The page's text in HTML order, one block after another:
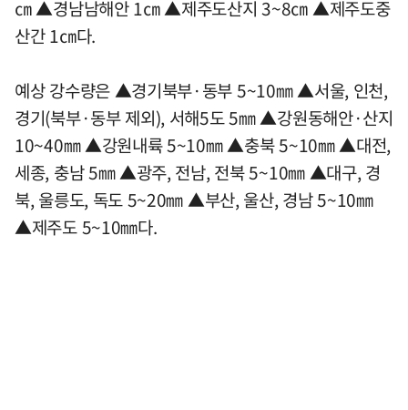
㎝ ▲경남남해안 1㎝ ▲제주도산지 3~8㎝ ▲제주도중
산간 1㎝다.
예상 강수량은 ▲경기북부·동부 5~10㎜ ▲서울, 인천,
경기(북부·동부 제외), 서해5도 5㎜ ▲강원동해안·산지
10~40㎜ ▲강원내륙 5~10㎜ ▲충북 5~10㎜ ▲대전,
세종, 충남 5㎜ ▲광주, 전남, 전북 5~10㎜ ▲대구, 경
북, 울릉도, 독도 5~20㎜ ▲부산, 울산, 경남 5~10㎜
▲제주도 5~10㎜다.